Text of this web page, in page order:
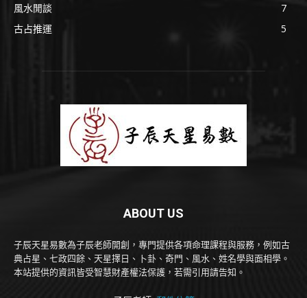
風水閒談
7
古占推運
5
ABOUT US
子辰天星易數為子辰老師開創，專門提供各項命理課程與服務，例如古
典占星、七政四餘、天星擇日、卜卦、奇門、風水、姓名學與面相學。
本站提供的資訊皆受智慧財產權法保護，若需引用請告知。